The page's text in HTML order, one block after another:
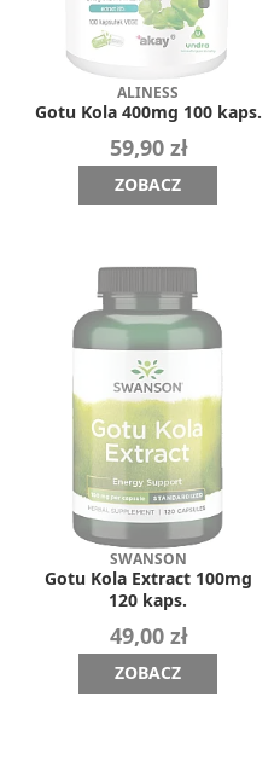
ALINESS
Gotu Kola 400mg 100 kaps.
59,90 zł
ZOBACZ
SWANSON
Gotu Kola Extract 100mg
120 kaps.
49,00 zł
ZOBACZ